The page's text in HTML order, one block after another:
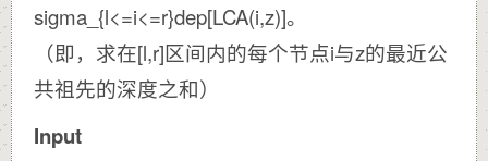
sigma_{l<=i<=r}dep[LCA(i,z)]。
（即，求在[l,r]区间内的每个节点i与z的最近公
共祖先的深度之和）
Input